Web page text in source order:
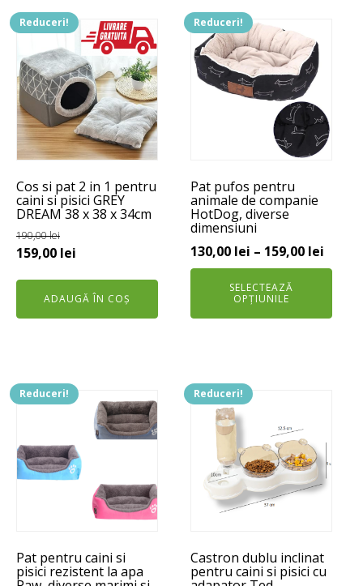
recente
Reduceri!
Cos si pat 2 in 1 pentru
caini si pisici GREY
DREAM 38 x 38 x 34cm
190,00lei
Prețul
fost:
159,00 lei
este:
ADAUGĂ ÎN COȘ
Reduceri!
Pat pufos pentru
animale de companie
HotDog, diverse
dimensiuni
130,00 lei – 159,00 lei
de
SELECTEAZĂ
OPȚIUNILE
Acest
produs
are
mai
fi
alese
în
pagina
produsului.
Reduceri!
Pat pentru caini si
pisici rezistent la apa
Acest
mai
multe
fi
alese
Reduceri!
Castron dublu inclinat
pentru caini si pisici cu